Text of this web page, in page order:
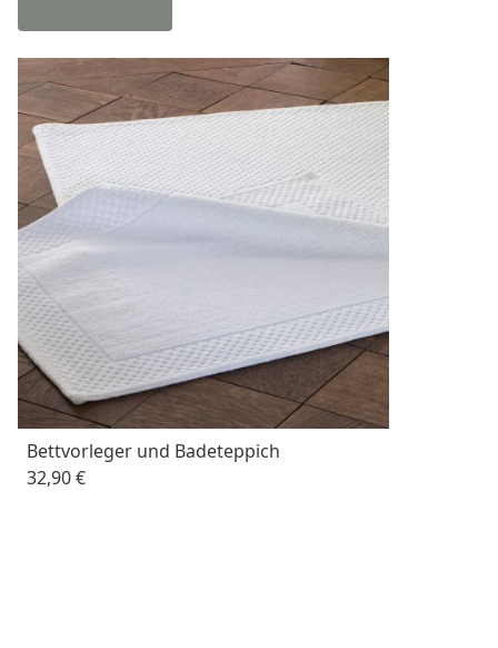
Bettvorleger und Badeteppich
32,90 €